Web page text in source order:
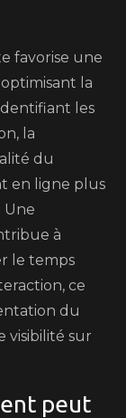
favorise une
la
les
la
du
en ligne plus
Une
à
le temps
ce
du
visibilité sur
peut